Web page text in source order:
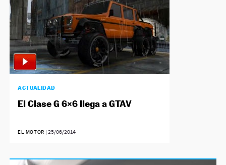
ACTUALIDAD
El Clase G 6×6 llega a GTAV
EL MOTOR 25/06/2014